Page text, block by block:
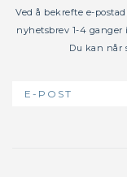
Ved å bekrefte e-
nyhetsbrev 1-4
Du kan når